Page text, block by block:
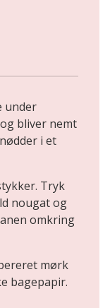
under
bliver nemt
i et
Tryk
nougat og
omkring
mørk
bagepapir.